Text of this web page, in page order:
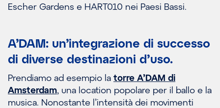
Escher Gardens e HART010 nei Paesi Bassi.
A’DAM: un’integrazione di successo
di diverse destinazioni d’uso.
Prendiamo ad esempio la torre A’DAM di
Amsterdam, una location popolare per il ballo e la
musica. Nonostante l’intensità dei movimenti